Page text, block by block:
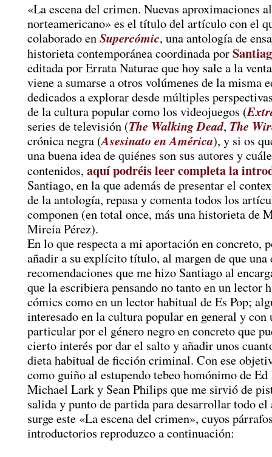
«La escena del crimen. Nuevas aproximaciones
norteamericano» es el título del artículo con el
colaborado enSupercómic, una antología de
historieta contemporánea coordinada por
editada por Errata Naturae que hoy sale a la
viene a sumarse a otros volúmenes de la misma
dedicados a explorar desde múltiples
de la cultura popular como los videojuegos (
series de televisión (The Walking Dead, The
crónica negra (Asesinato en América), y si os
una buena idea de quiénes son sus autores y
contenidos, aquí podréis leer completa la
Santiago, en la que además de presentar el
de la antología, repasa y comenta todos los
componen (en total once, más una historieta de
Mireia Pérez).
En lo que respecta a mi aportación en concreto,
añadir a su explícito título, al margen de que una
recomendaciones que me hizo Santiago al
que la escribiera pensando no tanto en un lector
cómics como en un lector habitual de Es Pop;
interesado en la cultura popular en general y con
particular por el género negro en concreto que
cierto interés por dar el salto y añadir unos
dieta habitual de ficción criminal. Con ese
como guiño al estupendo tebeo homónimo de
Michael Lark y Sean Philips que me sirvió de
salida y punto de partida para desarrollar todo
surge este «La escena del crimen», cuyos
introductorios reproduzco a continuación: